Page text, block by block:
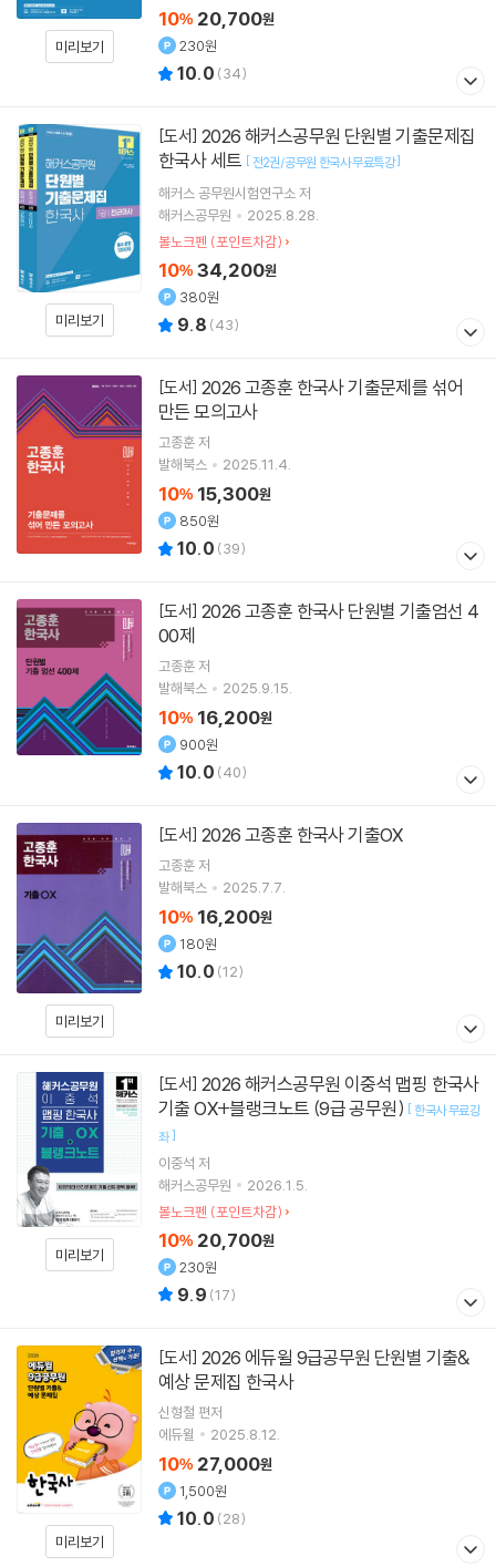
미리보기
10% 20,700원
230원
10.0 (34)
미리보기
[도서]
한국사 세트 [ 전2권/공무원 한국사 무료특강]
해커스 공무원시험연구소 저
해커스공무원
2025.8.28.
볼노크펜 (포인트차감)
10% 34,200원
380원
9.8 (43)
[도서]
만든 모의고사
고종훈저
발해북스
2025.11.4.
10% 15,300원
850원
10.0 (39)
[도서]
00제
고종훈저
발해북스
2025.9.15.
10% 16,200원
900원
10.0 (40)
미리보기
[도서] 2026 고종훈 한국사 기출OX
고종훈저
발해북스
2025.7.7.
10% 16,200원
180원
10.0 (12)
미리보기
[도서]
기출 OX+블랭크노트 (9급 공무원) [ 한국사 무료강
좌]
이중석 저
해커스공무원
2026.1.5.
볼노크펜 (포인트차감)
10% 20,700원
230원
9.9 (17)
미리보기
[도서]
예상 문제집 한국사
신형철 편저
에듀윌
2025.8.12.
10% 27,000원
1,500원
10.0 (28)